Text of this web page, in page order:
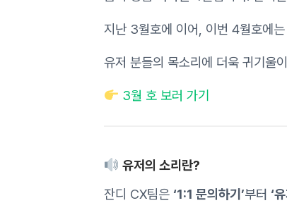
지난 3월호에 이어, 이번 4월호에
유저 분들의 목소리에 더욱 귀기울
3월 호 보러 가기
유저의 소리란?
잔디 CX팀은 ‘1:1 문의하기’부터 ‘